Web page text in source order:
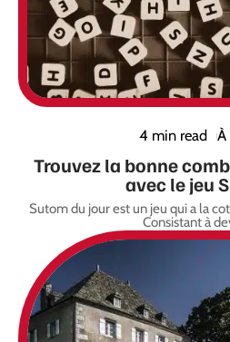
4 min read À
Trouvez la bonne
avec le jeu
Sutom du jour est un jeu qui a la
Consistant à